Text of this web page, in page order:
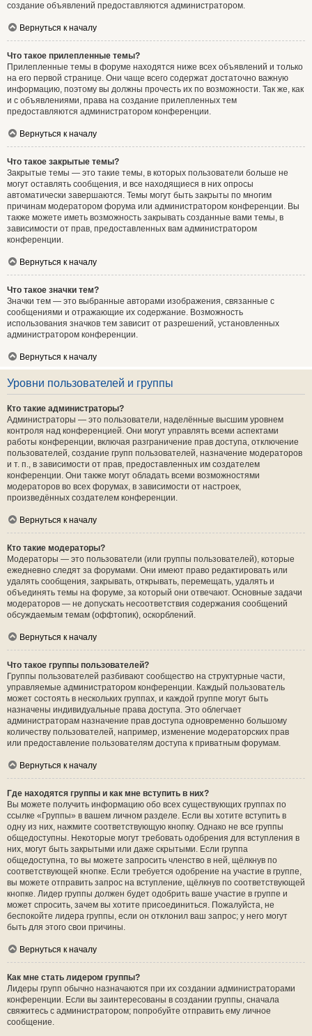
создание объявлений предоставляются администратором.
Вернуться к началу
Что такое прилепленные темы?
Прилепленные темы в форуме находятся ниже всех объявлений и только
на его первой странице. Они чаще всего содержат достаточно важную
информацию, поэтому вы должны прочесть их по возможности. Так же, как
и с объявлениями, права на создание прилепленных тем
предоставляются администратором конференции.
Вернуться к началу
Что такое закрытые темы?
Закрытые темы — это такие темы, в которых пользователи больше не
могут оставлять сообщения, и все находящиеся в них опросы
автоматически завершаются. Темы могут быть закрыты по многим
причинам модератором форума или администратором конференции. Вы
также можете иметь возможность закрывать созданные вами темы, в
зависимости от прав, предоставленных вам администратором
конференции.
Вернуться к началу
Что такое значки тем?
Значки тем — это выбранные авторами изображения, связанные с
сообщениями и отражающие их содержание. Возможность
использования значков тем зависит от разрешений, установленных
администратором конференции.
Вернуться к началу
Уровни пользователей и группы
Кто такие администраторы?
Администраторы — это пользователи, наделённые высшим уровнем
контроля над конференцией. Они могут управлять всеми аспектами
работы конференции, включая разграничение прав доступа, отключение
пользователей, создание групп пользователей, назначение модераторов
и т. п., в зависимости от прав, предоставленных им создателем
конференции. Они также могут обладать всеми возможностями
модераторов во всех форумах, в зависимости от настроек,
произведённых создателем конференции.
Вернуться к началу
Кто такие модераторы?
Модераторы — это пользователи (или группы пользователей), которые
ежедневно следят за форумами. Они имеют право редактировать или
удалять сообщения, закрывать, открывать, перемещать, удалять и
объединять темы на форуме, за который они отвечают. Основные задачи
модераторов — не допускать несоответствия содержания сообщений
обсуждаемым темам (оффтопик), оскорблений.
Вернуться к началу
Что такое группы пользователей?
Группы пользователей разбивают сообщество на структурные части,
управляемые администратором конференции. Каждый пользователь
может состоять в нескольких группах, и каждой группе могут быть
назначены индивидуальные права доступа. Это облегчает
администраторам назначение прав доступа одновременно большому
количеству пользователей, например, изменение модераторских прав
или предоставление пользователям доступа к приватным форумам.
Вернуться к началу
Где находятся группы и как мне вступить в них?
Вы можете получить информацию обо всех существующих группах по
ссылке «Группы» в вашем личном разделе. Если вы хотите вступить в
одну из них, нажмите соответствующую кнопку. Однако не все группы
общедоступны. Некоторые могут требовать одобрения для вступления в
них, могут быть закрытыми или даже скрытыми. Если группа
общедоступна, то вы можете запросить членство в ней, щёлкнув по
соответствующей кнопке. Если требуется одобрение на участие в группе,
вы можете отправить запрос на вступление, щёлкнув по соответствующей
кнопке. Лидер группы должен будет одобрить ваше участие в группе и
может спросить, зачем вы хотите присоединиться. Пожалуйста, не
беспокойте лидера группы, если он отклонил ваш запрос; у него могут
быть для этого свои причины.
Вернуться к началу
Как мне стать лидером группы?
Лидеры групп обычно назначаются при их создании администраторами
конференции. Если вы заинтересованы в создании группы, сначала
свяжитесь с администратором; попробуйте отправить ему личное
сообщение.